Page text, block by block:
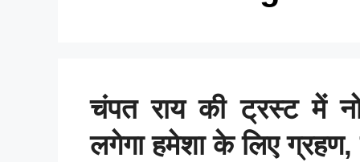
चंपत राय की ट्रस्ट में
लगेगा हमेशा के लिए ग्रहण,